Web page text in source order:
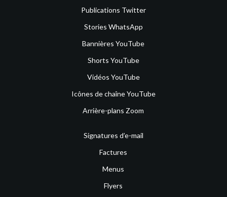
Publications Twitter
Stories WhatsApp
Bannières YouTube
Shorts YouTube
Vidéos YouTube
Icônes de chaîne YouTube
Arrière-plans Zoom
Signatures d’e-mail
Factures
Menus
Flyers